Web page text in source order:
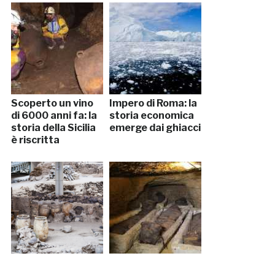
Scoperto un vino
di 6000 anni fa: la
storia della Sicilia
è riscritta
Impero di Roma: la
storia economica
emerge dai ghiacci